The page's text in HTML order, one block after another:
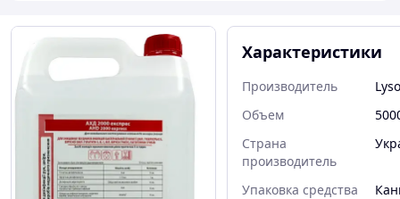
Характеристики
Производитель
Объем
Страна
производитель
Упаковка средства